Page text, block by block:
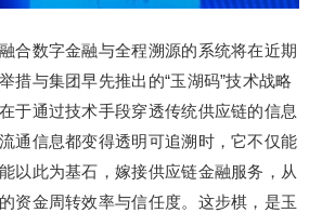
合数字金融与全程溯源的系统将在近期
措与集团早先推出的“玉湖码”技术战略
于通过技术手段穿透传统供应链的信息
通信息都变得透明可追溯时，它不仅能
以此为基石，嫁接供应链金融服务，从
资金周转效率与信任度。这步棋，是玉